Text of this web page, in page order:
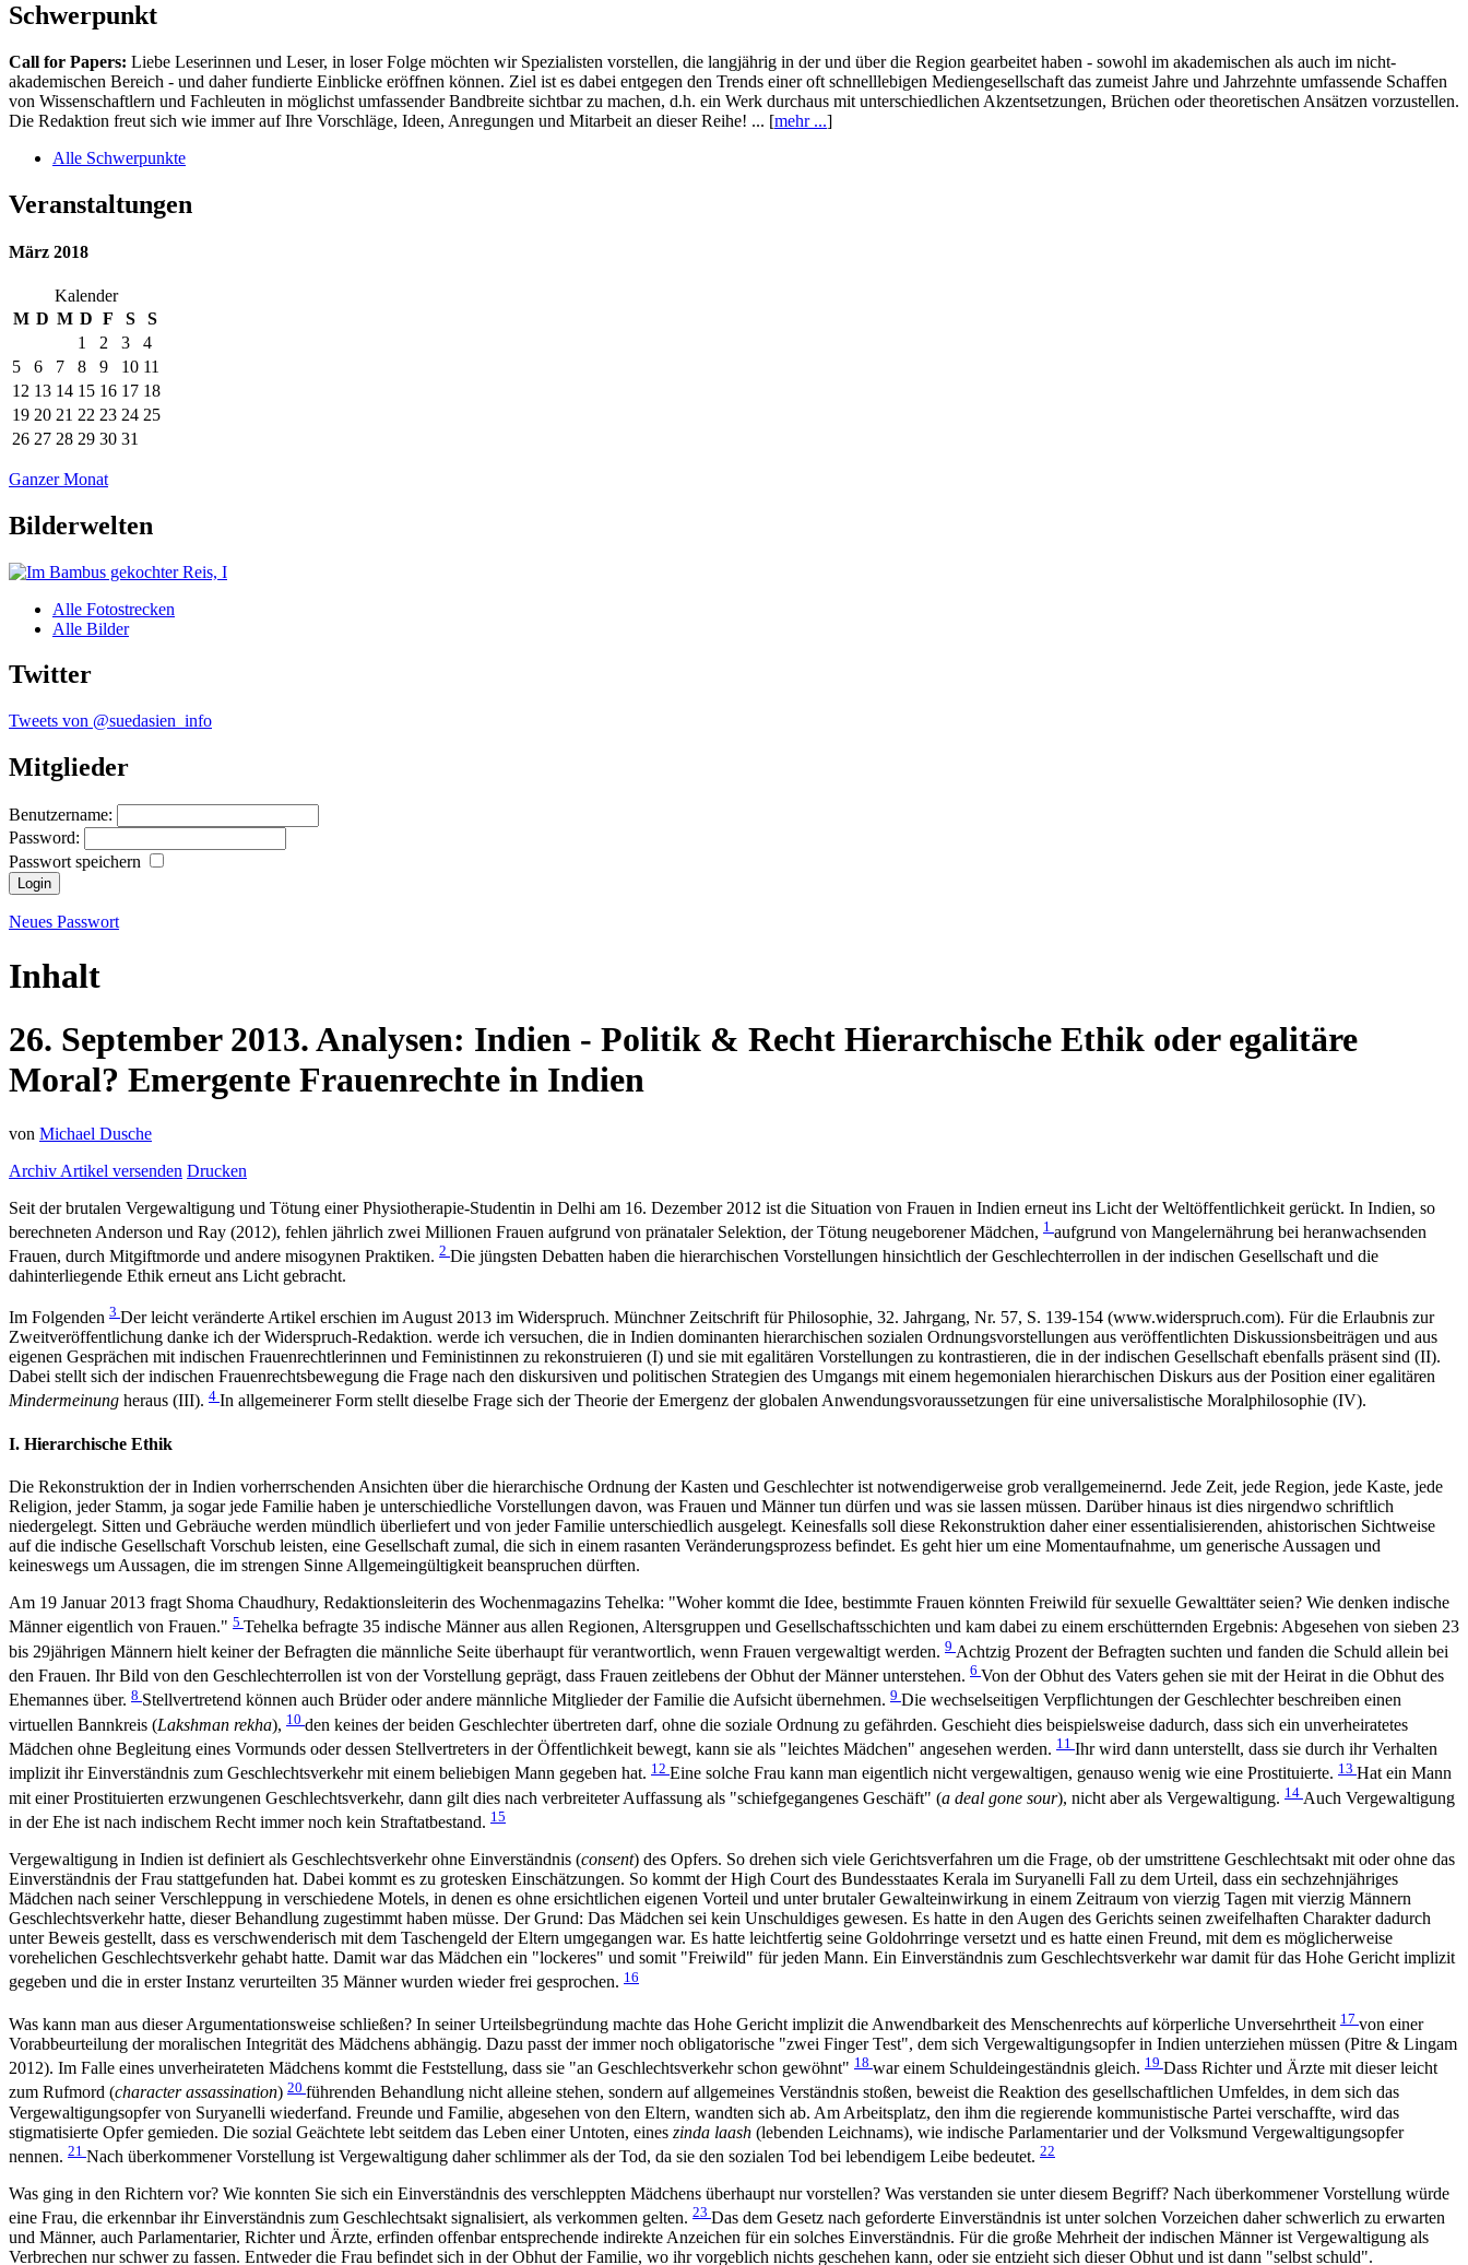
Schwerpunkt
Call for Papers: Liebe Leserinnen und Leser, in loser Folge möchten wir Spezialisten vorstellen, die langjährig in der und über die Region gearbeitet haben - sowohl im akademischen als auch im nicht-
akademischen Bereich - und daher fundierte Einblicke eröffnen können. Ziel ist es dabei entgegen den Trends einer oft schnelllebigen Mediengesellschaft das zumeist Jahre und Jahrzehnte umfassende Schaffen
von Wissenschaftlern und Fachleuten in möglichst umfassender Bandbreite sichtbar zu machen, d.h. ein Werk durchaus mit unterschiedlichen Akzentsetzungen, Brüchen oder theoretischen Ansätzen vorzustellen.
Die Redaktion freut sich wie immer auf Ihre Vorschläge, Ideen, Anregungen und Mitarbeit an dieser Reihe! ... [mehr ...]
Alle Schwerpunkte
Veranstaltungen
März 2018
Kalender
M D M D F S
S
1
2 3
4
5
6 7 8 9 10 11
12 13 14 15 16 17 18
19 20 21 22 23 24 25
26 27 28 29 30 31
Ganzer Monat
Bilderwelten
Alle Fotostrecken
Alle Bilder
Twitter
Tweets von @suedasien_info
Mitglieder
Benutzername:
Password:
Passwort speichern
Neues Passwort
Inhalt
26. September 2013.Analysen: Indien - Politik & Recht Hierarchische Ethik oder egalitäre
Moral? Emergente Frauenrechte in Indien
von Michael Dusche
Archiv Artikel versenden Drucken
Seit der brutalen Vergewaltigung und Tötung einer Physiotherapie-Studentin in Delhi am 16. Dezember 2012 ist die Situation von Frauen in Indien erneut ins Licht der Weltöffentlichkeit gerückt. In Indien, so
berechneten Anderson und Ray (2012), fehlen jährlich zwei Millionen Frauen aufgrund von pränataler Selektion, der Tötung neugeborener Mädchen, 1 aufgrund von Mangelernährung bei heranwachsenden
Frauen, durch Mitgiftmorde und andere misogynen Praktiken. 2 Die jüngsten Debatten haben die hierarchischen Vorstellungen hinsichtlich der Geschlechterrollen in der indischen Gesellschaft und die
dahinterliegende Ethik erneut ans Licht gebracht.
Im Folgenden 3 Der leicht veränderte Artikel erschien im August 2013 im Widerspruch. Münchner Zeitschrift für Philosophie, 32. Jahrgang, Nr. 57, S. 139-154 (www.widerspruch.com). Für die Erlaubnis zur
Zweitveröffentlichung danke ich der Widerspruch-Redaktion. werde ich versuchen, die in Indien dominanten hierarchischen sozialen Ordnungsvorstellungen aus veröffentlichten Diskussionsbeiträgen und aus
eigenen Gesprächen mit indischen Frauenrechtlerinnen und Feministinnen zu rekonstruieren (I) und sie mit egalitären Vorstellungen zu kontrastieren, die in der indischen Gesellschaft ebenfalls präsent sind (II).
Dabei stellt sich der indischen Frauenrechtsbewegung die Frage nach den diskursiven und politischen Strategien des Umgangs mit einem hegemonialen hierarchischen Diskurs aus der Position einer egalitären
Mindermeinung heraus (III). 4 In allgemeinerer Form stellt dieselbe Frage sich der Theorie der Emergenz der globalen Anwendungsvoraussetzungen für eine universalistische Moralphilosophie (IV).
I. Hierarchische Ethik
Die Rekonstruktion der in Indien vorherrschenden Ansichten über die hierarchische Ordnung der Kasten und Geschlechter ist notwendigerweise grob verallgemeinernd. Jede Zeit, jede Region, jede Kaste, jede
Religion, jeder Stamm, ja sogar jede Familie haben je unterschiedliche Vorstellungen davon, was Frauen und Männer tun dürfen und was sie lassen müssen. Darüber hinaus ist dies nirgendwo schriftlich
niedergelegt. Sitten und Gebräuche werden mündlich überliefert und von jeder Familie unterschiedlich ausgelegt. Keinesfalls soll diese Rekonstruktion daher einer essentialisierenden, ahistorischen Sichtweise
auf die indische Gesellschaft Vorschub leisten, eine Gesellschaft zumal, die sich in einem rasanten Veränderungsprozess befindet. Es geht hier um eine Momentaufnahme, um generische Aussagen und
keineswegs um Aussagen, die im strengen Sinne Allgemeingültigkeit beanspruchen dürften.
Am 19 Januar 2013 fragt Shoma Chaudhury, Redaktionsleiterin des Wochenmagazins Tehelka: "Woher kommt die Idee, bestimmte Frauen könnten Freiwild für sexuelle Gewalttäter seien? Wie denken indische
Männer eigentlich von Frauen." 5 Tehelka befragte 35 indische Männer aus allen Regionen, Altersgruppen und Gesellschaftsschichten und kam dabei zu einem erschütternden Ergebnis: Abgesehen von sieben 23
bis 29jährigen Männern hielt keiner der Befragten die männliche Seite überhaupt für verantwortlich, wenn Frauen vergewaltigt werden. 9 Achtzig Prozent der Befragten suchten und fanden die Schuld allein bei
den Frauen. Ihr Bild von den Geschlechterrollen ist von der Vorstellung geprägt, dass Frauen zeitlebens der Obhut der Männer unterstehen. 6 Von der Obhut des Vaters gehen sie mit der Heirat in die Obhut des
Ehemannes über. 8 Stellvertretend können auch Brüder oder andere männliche Mitglieder der Familie die Aufsicht übernehmen. 9 Die wechselseitigen Verpflichtungen der Geschlechter beschreiben einen
virtuellen Bannkreis (Lakshman rekha), 10 den keines der beiden Geschlechter übertreten darf, ohne die soziale Ordnung zu gefährden. Geschieht dies beispielsweise dadurch, dass sich ein unverheiratetes
Mädchen ohne Begleitung eines Vormunds oder dessen Stellvertreters in der Öffentlichkeit bewegt, kann sie als "leichtes Mädchen" angesehen werden. 11 Ihr wird dann unterstellt, dass sie durch ihr Verhalten
implizit ihr Einverständnis zum Geschlechtsverkehr mit einem beliebigen Mann gegeben hat. 12 Eine solche Frau kann man eigentlich nicht vergewaltigen, genauso wenig wie eine Prostituierte. 13 Hat ein Mann
mit einer Prostituierten erzwungenen Geschlechtsverkehr, dann gilt dies nach verbreiteter Auffassung als "schiefgegangenes Geschäft" (a deal gone sour), nicht aber als Vergewaltigung. 14 Auch Vergewaltigung
in der Ehe ist nach indischem Recht immer noch kein Straftatbestand. 15
Vergewaltigung in Indien ist definiert als Geschlechtsverkehr ohne Einverständnis (consent) des Opfers. So drehen sich viele Gerichtsverfahren um die Frage, ob der umstrittene Geschlechtsakt mit oder ohne das
Einverständnis der Frau stattgefunden hat. Dabei kommt es zu grotesken Einschätzungen. So kommt der High Court des Bundesstaates Kerala im Suryanelli Fall zu dem Urteil, dass ein sechzehnjähriges
Mädchen nach seiner Verschleppung in verschiedene Motels, in denen es ohne ersichtlichen eigenen Vorteil und unter brutaler Gewalteinwirkung in einem Zeitraum von vierzig Tagen mit vierzig Männern
Geschlechtsverkehr hatte, dieser Behandlung zugestimmt haben müsse. Der Grund: Das Mädchen sei kein Unschuldiges gewesen. Es hatte in den Augen des Gerichts seinen zweifelhaften Charakter dadurch
unter Beweis gestellt, dass es verschwenderisch mit dem Taschengeld der Eltern umgegangen war. Es hatte leichtfertig seine Goldohrringe versetzt und es hatte einen Freund, mit dem es möglicherweise
vorehelichen Geschlechtsverkehr gehabt hatte. Damit war das Mädchen ein "lockeres" und somit "Freiwild" für jeden Mann. Ein Einverständnis zum Geschlechtsverkehr war damit für das Hohe Gericht implizit
gegeben und die in erster Instanz verurteilten 35 Männer wurden wieder frei gesprochen. 16
Was kann man aus dieser Argumentationsweise schließen? In seiner Urteilsbegründung machte das Hohe Gericht implizit die Anwendbarkeit des Menschenrechts auf körperliche Unversehrtheit 17 von einer
Vorabbeurteilung der moralischen Integrität des Mädchens abhängig. Dazu passt der immer noch obligatorische "zwei Finger Test", dem sich Vergewaltigungsopfer in Indien unterziehen müssen (Pitre & Lingam
2012). Im Falle eines unverheirateten Mädchens kommt die Feststellung, dass sie "an Geschlechtsverkehr schon gewöhnt" 18 war einem Schuldeingeständnis gleich. 19 Dass Richter und Ärzte mit dieser leicht
zum Rufmord (character assassination) 20 führenden Behandlung nicht alleine stehen, sondern auf allgemeines Verständnis stoßen, beweist die Reaktion des gesellschaftlichen Umfeldes, in dem sich das
Vergewaltigungsopfer von Suryanelli wiederfand. Freunde und Familie, abgesehen von den Eltern, wandten sich ab. Am Arbeitsplatz, den ihm die regierende kommunistische Partei verschaffte, wird das
stigmatisierte Opfer gemieden. Die sozial Geächtete lebt seitdem das Leben einer Untoten, eines zinda laash (lebenden Leichnams), wie indische Parlamentarier und der Volksmund Vergewaltigungsopfer
nennen. 21 Nach überkommener Vorstellung ist Vergewaltigung daher schlimmer als der Tod, da sie den sozialen Tod bei lebendigem Leibe bedeutet. 22
Was ging in den Richtern vor? Wie konnten Sie sich ein Einverständnis des verschleppten Mädchens überhaupt nur vorstellen? Was verstanden sie unter diesem Begriff? Nach überkommener Vorstellung würde
eine Frau, die erkennbar ihr Einverständnis zum Geschlechtsakt signalisiert, als verkommen gelten. 23 Das dem Gesetz nach geforderte Einverständnis ist unter solchen Vorzeichen daher schwerlich zu erwarten
und Männer, auch Parlamentarier, Richter und Ärzte, erfinden offenbar entsprechende indirekte Anzeichen für ein solches Einverständnis. Für die große Mehrheit der indischen Männer ist Vergewaltigung als
Verbrechen nur schwer zu fassen. Entweder die Frau befindet sich in der Obhut der Familie, wo ihr vorgeblich nichts geschehen kann, oder sie entzieht sich dieser Obhut und ist dann "selbst schuld".